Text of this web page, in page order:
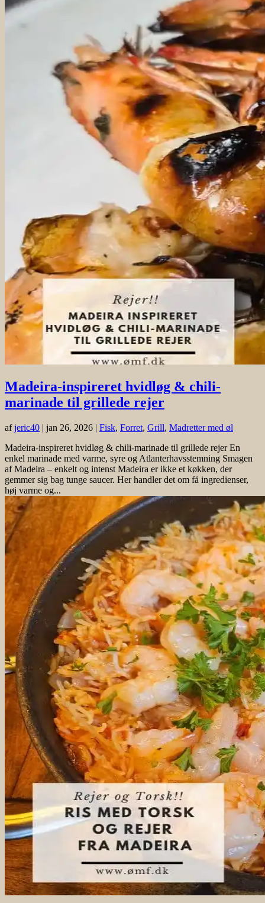
Madeira-inspireret hvidløg & chili-
marinade til grillede rejer
afjeric40 | jan 26, 2026 | Fisk, Forret, Grill, Madretter med øl
Madeira-inspireret hvidløg & chili-marinade til grillede rejer En
enkel marinade med varme, syre og Atlanterhavsstemning Smagen
af Madeira – enkelt og intenst Madeira er ikke et køkken, der
gemmer sig bag tunge saucer. Her handler det om få ingredienser,
høj varme og...